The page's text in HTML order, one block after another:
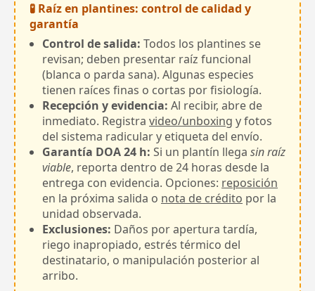
🧪 Raíz en plantines: control de calidad y
garantía
Control de salida: Todos los plantines se
revisan; deben presentar raíz funcional
(blanca o parda sana). Algunas especies
tienen raíces finas o cortas por fisiología.
Recepción y evidencia: Al recibir, abre de
inmediato. Registra video/unboxing y fotos
del sistema radicular y etiqueta del envío.
Garantía DOA 24 h: Si un plantín llega sin raíz
viable, reporta dentro de 24 horas desde la
entrega con evidencia. Opciones: reposición
en la próxima salida o nota de crédito por la
unidad observada.
Exclusiones: Daños por apertura tardía,
riego inapropiado, estrés térmico del
destinatario, o manipulación posterior al
arribo.